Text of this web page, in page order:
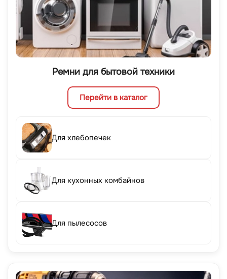
Ремни для бытовой техники
Перейти в каталог
Для хлебопечек
Для кухонных комбайнов
Для пылесосов